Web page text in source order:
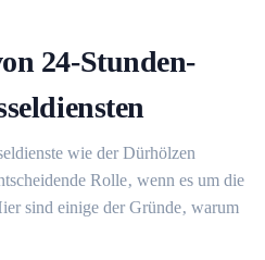
24-Stunden-
wie der Dürhölzen
Rolle‚ wenn es um die
sind einige der Gründe‚ warum